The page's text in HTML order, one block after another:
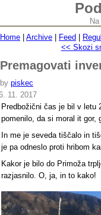
Home
Archive Feed
<< Skozi
Premagovati
by piskec
11. 2017
Predbožični čas je bil v letu
pomenilo, da si moral it gor,
In me je seveda tiščalo in
je pa odneslo proti hribom
Kakor je bilo do Primoža
razjasnilo. O, ja, in to kako!